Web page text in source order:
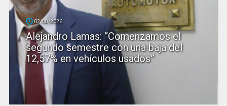
02/08/2026
Alejandro Lamas: “Comenzamos el
segundo semestre con una baja del
12,57% en vehículos usados”